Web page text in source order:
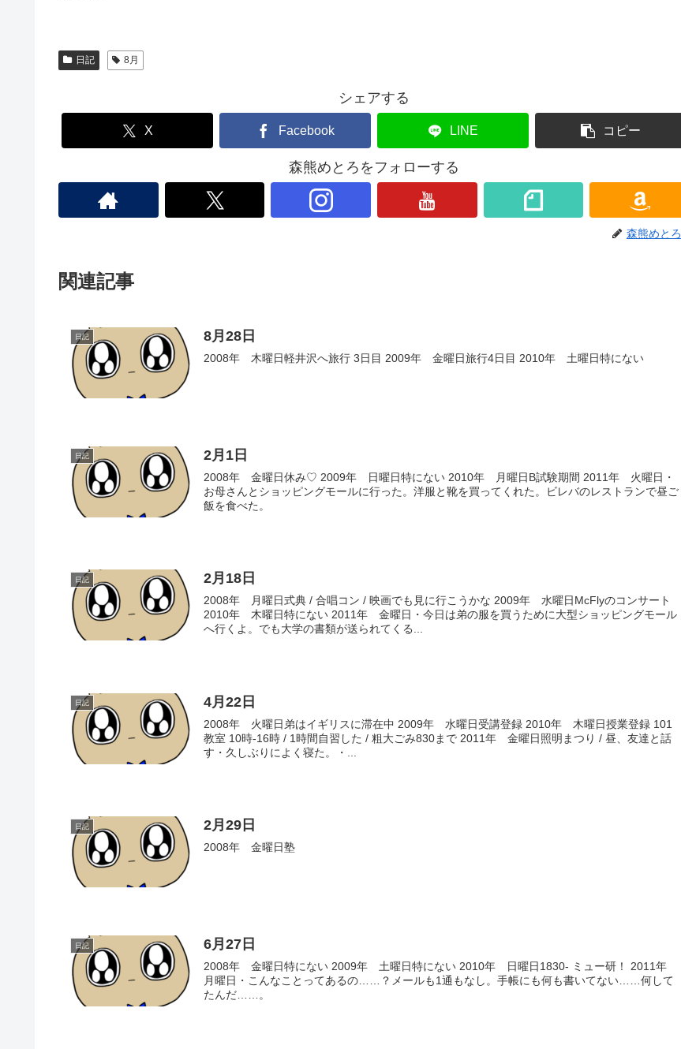
日記 8月
シェアする
X Facebook LINE コピー
森熊めとろをフォローする
森熊めとろ
関連記事
日記 8月28日
2008年 木曜日軽井沢へ旅行 3日目 2009年 金曜日旅行4日目 2010年 土曜日特にない
日記 2月1日
2008年 金曜日休み♡ 2009年 日曜日特にない 2010年 月曜日B試験期間 2011年 火曜日・
お母さんとショッピングモールに行った。洋服と靴を買ってくれた。ビレバのレストランで昼ご
飯を食べた。
日記 2月18日
2008年 月曜日式典 / 合唱コン / 映画でも見に行こうかな 2009年 水曜日McFlyのコンサート
2010年 木曜日特にない 2011年 金曜日・今日は弟の服を買うために大型ショッピングモール
へ行くよ。でも大学の書類が送られてくる...
日記 4月22日
2008年 火曜日弟はイギリスに滞在中 2009年 水曜日受講登録 2010年 木曜日授業登録 101
教室 10時-16時 / 1時間自習した / 粗大ごみ830まで 2011年 金曜日照明まつり / 昼、友達と話
す・久しぶりによく寝た。・...
日記 2月29日
2008年 金曜日塾
日記 6月27日
2008年 金曜日特にない 2009年 土曜日特にない 2010年 日曜日1830- ミュー研！ 2011年
月曜日・こんなことってあるの……？メールも1通もなし。手帳にも何も書いてない……何して
たんだ……。